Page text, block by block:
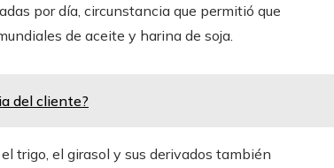
por día, circunstancia que permitió que
de aceite y harina de soja.
del cliente?
trigo, el girasol y sus derivados también